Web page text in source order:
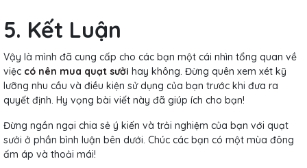
5. Kết Luận
Vậy là mình đã cung cấp cho các bạn một cái nhìn tổng quan về
việc có nên mua quạt sưởi hay không. Đừng quên xem xét kỹ
lưỡng nhu cầu và điều kiện sử dụng của bạn trước khi đưa ra
quyết định. Hy vọng bài viết này đã giúp ích cho bạn!
Đừng ngần ngại chia sẻ ý kiến và trải nghiệm của bạn với quạt
sưởi ở phần bình luận bên dưới. Chúc các bạn có một mùa đông
ấm áp và thoải mái!